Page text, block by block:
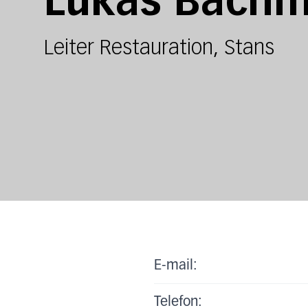
Leiter Restauration, Stans
E-mail:
Telefon: